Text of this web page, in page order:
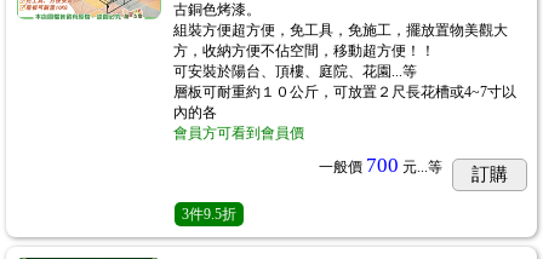
古銅色烤漆。
組裝方便超方便，免工具，免施工，擺放置物美觀大
方，收納方便不佔空間，移動超方便！！
可安裝於陽台、頂樓、庭院、花園...等
層板可耐重約１０公斤，可放置２尺長花槽或4~7寸以
內的各
會員方可看到會員價
一般價 700 元...等 訂購
3件9.5折